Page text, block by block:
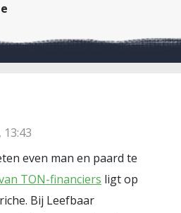
even man en paard te
TON-financiers ligt op
Bij Leefbaar